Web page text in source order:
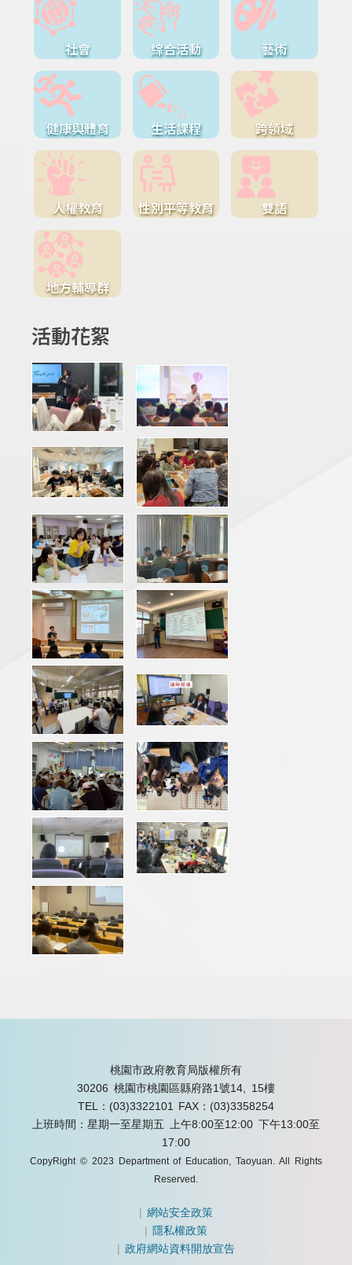
社會 綜合活動 藝術
健康與體育 生活課程 跨領域
人權教育 性別平等教育 雙語
地方輔導群
活動花絮
桃園市政府教育局版權所有
30206 桃園市桃園區縣府路1號14, 15樓
TEL：(03)3322101
FAX：(03)3358254
上班時間：星期一至星期五 上午8:00至12:00 下午13:00至
17:00
CopyRight © 2023 Department of Education, Taoyuan. All Rights
Reserved.
|網站安全政策
| 隱私權政策
|政府網站資料開放宣告